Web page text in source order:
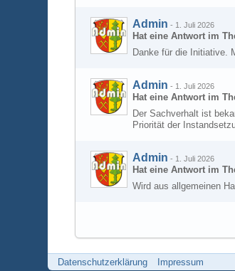
Admin - 1. Juli 2026
Hat eine Antwort im
Danke für die Initiative.
Admin - 1. Juli 2026
Hat eine Antwort im
Der Sachverhalt ist
Priorität der
Admin - 1. Juli 2026
Hat eine Antwort im
Wird aus allgemeinen
Datenschutzerklärung Impressum